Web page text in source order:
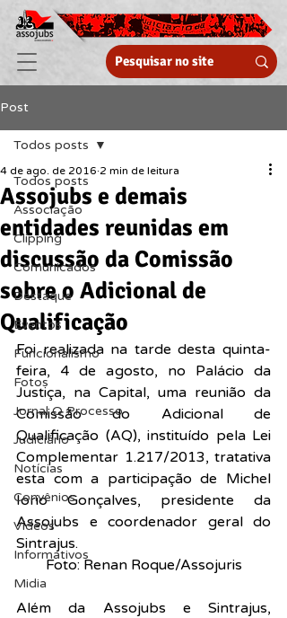
Post
Todos posts
Associação
Clipping
Comunicados
Destaque
Eventos
Funcionalismo
Fotos
Jornal O Processo
Judiciário
Notícias
Convênios
Vídeos
Informativos
Midia
Todos posts
Assojubs e demais
entidades reunidas em
discussão da Comissão
sobre o Adicional de
Qualificação
4 de ago. de 2016 2 min de leitura
Foi realizada na tarde desta quinta-
feira, 4 de agosto, no Palácio da
Justiça, na Capital, uma reunião da
Comissão do Adicional de
Qualificação (AQ), instituído pela Lei
Complementar 1.217/2013, tratativa
esta com a participação de Michel
Iorio Gonçalves, presidente da
Assojubs e coordenador geral do
Sintrajus.
Foto: Renan Roque/Assojuris
Além da Assojubs e Sintrajus,